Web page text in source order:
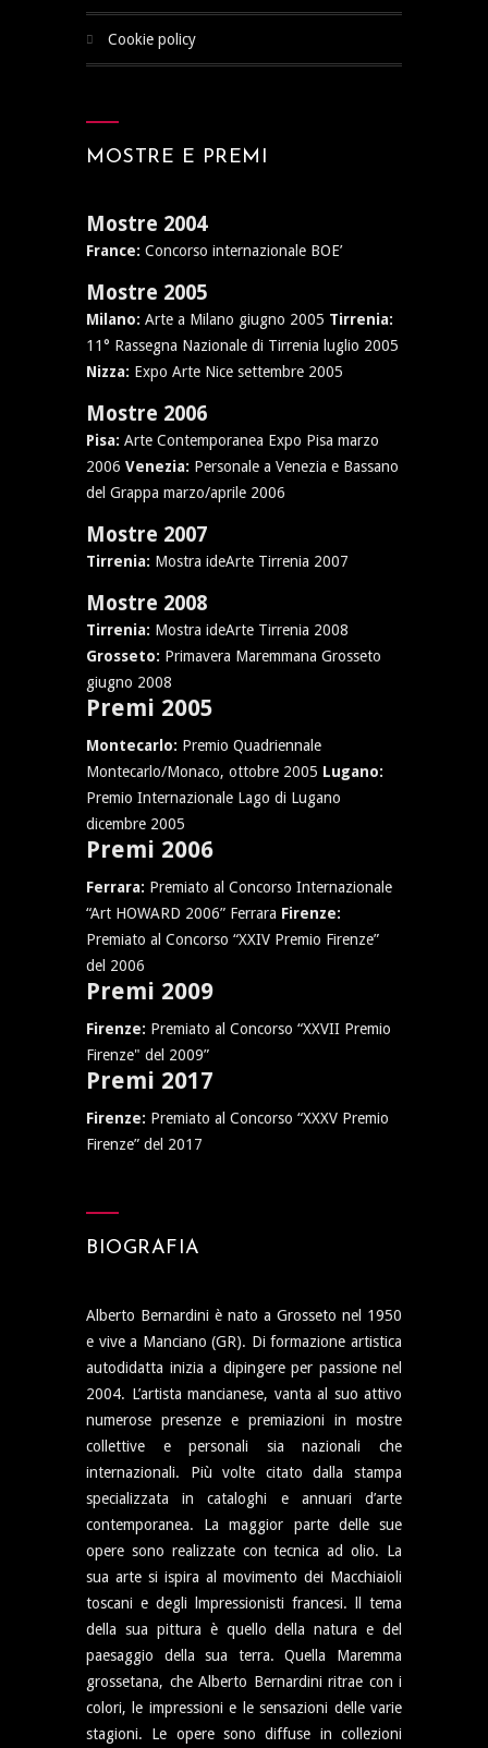
cookie policy
MOSTRE E PREMI
Mostre 2004
France: Concorso internazionale BOE’
Mostre 2005
Milano: Arte a Milano giugno 2005 Tirrenia:
11° Rassegna Nazionale di Tirrenia luglio 2005
Nizza: Expo Arte Nice settembre 2005
Mostre 2006
Pisa: Arte Contemporanea Expo Pisa marzo
2006 Venezia: Personale a Venezia e Bassano
del Grappa marzo/aprile 2006
Mostre 2007
Tirrenia: Mostra ideArte Tirrenia 2007
Mostre 2008
Tirrenia: Mostra ideArte Tirrenia 2008
Grosseto: Primavera Maremmana Grosseto
giugno 2008
Premi 2005
Montecarlo: Premio Quadriennale
Montecarlo/Monaco, ottobre 2005 Lugano:
Premio Internazionale Lago di Lugano
dicembre 2005
Premi 2006
Ferrara: Premiato al Concorso Internazionale
“Art HOWARD 2006” Ferrara Firenze:
Premiato al Concorso “XXIV Premio Firenze”
del 2006
Premi 2009
Firenze: Premiato al Concorso “XXVII Premio
Firenze" del 2009”
Premi 2017
Firenze: Premiato al Concorso “XXXV Premio
Firenze” del 2017
BIOGRAFIA
Alberto Bernardini è nato a Grosseto nel 1950
e vive a Manciano (GR). Di formazione artistica
autodidatta inizia a dipingere per passione nel
2004. L’artista mancianese, vanta al suo attivo
numerose presenze e premiazioni in mostre
collettive e personali sia nazionali che
internazionali. Più volte citato dalla stampa
specializzata in cataloghi e annuari d’arte
contemporanea. La maggior parte delle sue
opere sono realizzate con tecnica ad olio. La
sua arte si ispira al movimento dei Macchiaioli
toscani e degli lmpressionisti francesi. ll tema
della sua pittura è quello della natura e del
paesaggio della sua terra. Quella Maremma
grossetana, che Alberto Bernardini ritrae con i
colori, le impressioni e le sensazioni delle varie
stagioni. Le opere sono diffuse in collezioni